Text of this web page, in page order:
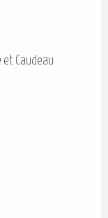
et Caudeau